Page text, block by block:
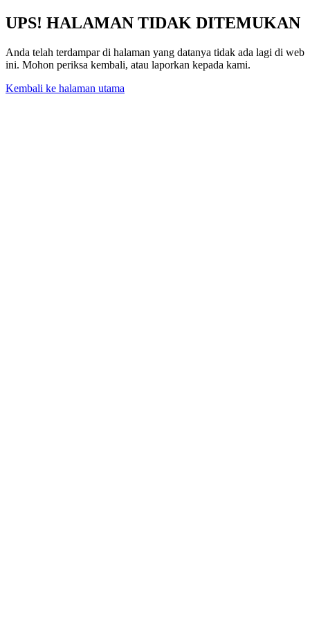
UPS! HALAMAN TIDAK DITEMUKAN
Anda telah terdampar di halaman yang datanya tidak ada lagi di web
ini. Mohon periksa kembali, atau laporkan kepada kami.
Kembali ke halaman utama